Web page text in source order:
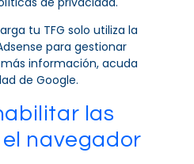
tu TFG solo utiliza la
para gestionar
información, acuda
de Google.
las
navegador